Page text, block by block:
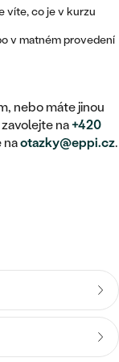
víte, co je v kurzu
v matném provedení
nebo máte jinou
na+420
naotazky@eppi.cz.